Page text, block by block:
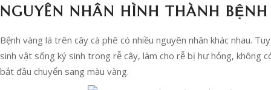
NGUYÊN NHÂN HÌNH THÀNH
Bệnh vàng lá trên cây cà phê có nhiều nguyên nhân khác nhau.
sinh vật sống ký sinh trong rễ cây, làm cho rễ bị hư hỏng, không
bắt đầu chuyển sang màu vàng.